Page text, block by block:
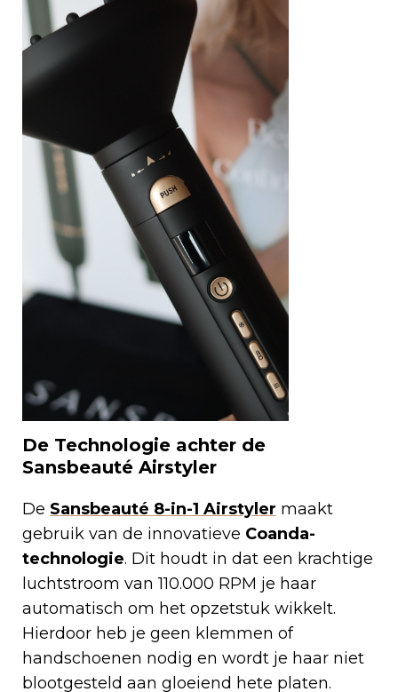
De Technologie achter de
Sansbeauté Airstyler
De Sansbeauté 8-in-1 Airstyler maakt
gebruik van de innovatieve Coanda-
technologie. Dit houdt in dat een krachtige
luchtstroom van 110.000 RPM je haar
automatisch om het opzetstuk wikkelt.
Hierdoor heb je geen klemmen of
handschoenen nodig en wordt je haar niet
blootgesteld aan gloeiend hete platen.